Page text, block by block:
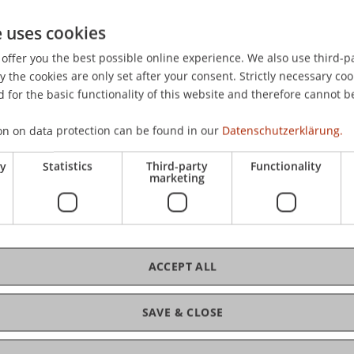
Teilnahmezertifikat und Apéro am
Plätze zur Verfügung. CFA Charter holder und
registriert sind, bezahlen CHF 400.-.
2/
cookies
you the best possible online experience. We also use third-
the cookies are only set after your consent. Strictly necessary
for the basic functionality of this website and therefore cannot
on data protection can be found in our Datenschutzerklärung.
Statistics Third-party
marketing
Functionality
SAVE & CLOSE
ACCEPT ALL